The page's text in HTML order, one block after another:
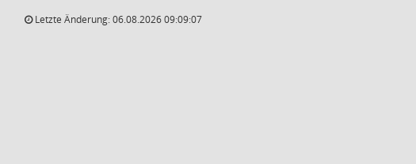
Letzte Änderung: 06.08.2026 09:09:07